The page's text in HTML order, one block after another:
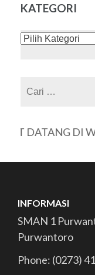
KATEGORI
KATEGORI
DATANG DI
INFORMASI
SMAN 1
Purwantoro
Phone: (0273)